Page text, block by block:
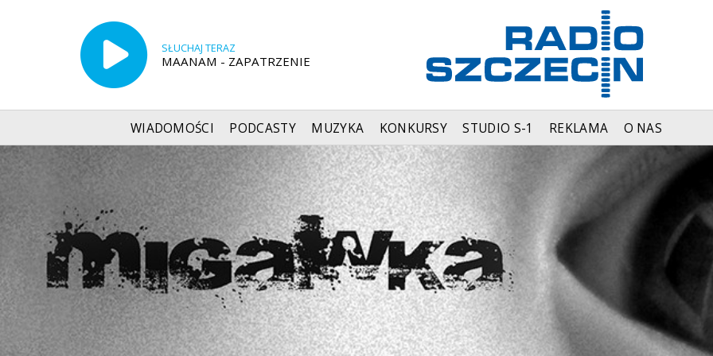
SŁUCHAJ TERAZ
MAANAM - ZAPATRZENIE
WIADOMOŚCI PODCASTY MUZYKA KONKURSY STUDIO S-1 REKLAMA O NAS